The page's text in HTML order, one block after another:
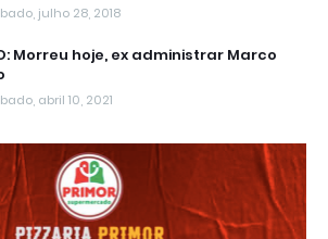
julho 28, 2018
Morreu hoje, ex administrar Marco
abril 10, 2021